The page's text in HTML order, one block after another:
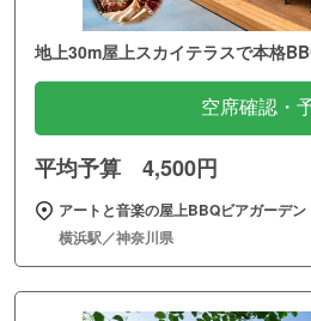
地上30m屋上スカイテラスで本格
空席確認・
平均予算 4,500円
アートと音楽の屋上BBQビアガーデ
横浜駅／神奈川県